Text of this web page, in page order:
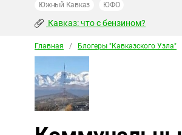
Южный Кавказ ЮФО
Кавказ: что с бензином?
Главная / Блогеры "Кавказского Узла"